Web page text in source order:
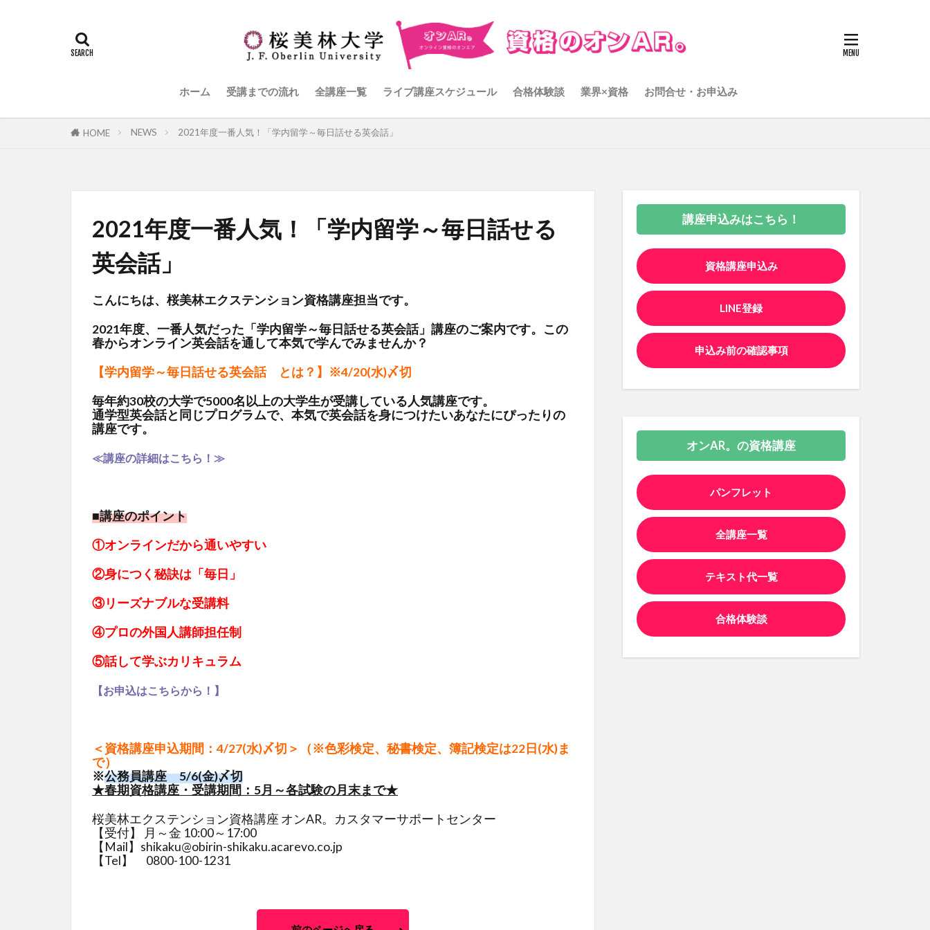
ホーム 受講までの流れ 全講座一覧 ライブ講座スケジュール 合格体験談 業界×資格 お問合せ・お申込み
HOME NEWS 2021年度一番人気！「学内留学～毎日話せる英会話」
2021年度一番人気！「学内留学～毎日話せる
英会話」
こんにちは、桜美林エクステンション資格講座担当です。
2021年度、一番人気だった「学内留学～毎日話せる英会話」講座のご案内です。この
春からオンライン英会話を通して本気で学んでみませんか？
【学内留学～毎日話せる英会話 とは？】 ※4/20(水)〆切
毎年約30校の大学で5000名以上の大学生が受講している人気講座です。
通学型英会話と同じプログラムで、本気で英会話を身につけたいあなたにぴったりの
講座です。
≪講座の詳細はこちら！≫
■講座のポイント
①オンラインだから通いやすい
②身につく秘訣は「毎日」
③リーズナブルな受講料
④プロの外国人講師担任制
⑤話して学ぶカリキュラム
【お申込はこちらから！】
＜資格講座申込期間 ：4/27(水)〆切＞（※色彩検定、秘書検定、簿記検定は22日(水)ま
で）
※公務員講座 5/6(金)〆切
★春期資格講座・受講期間：5月～各試験の月末まで★
桜美林エクステンション資格講座 オンAR。カスタマーサポートセンター
【受付】 月～金 10:00～17:00
【Mail】shikaku@obirin-shikaku.acarevo.co.jp
【Tel】 0800-100-1231
講座申込みはこちら！
資格講座申込み
LINE登録
申込み前の確認事項
オンAR。の資格講座
パンフレット
全講座一覧
テキスト代一覧
合格体験談